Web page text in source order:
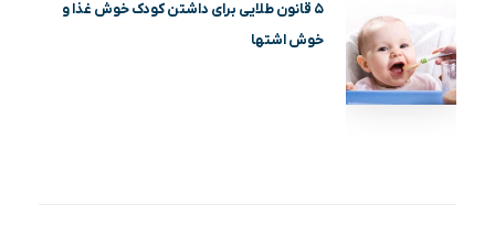
۵ قانون طلایی برای داشتن کودک خوش غذا و
خوش اشتها